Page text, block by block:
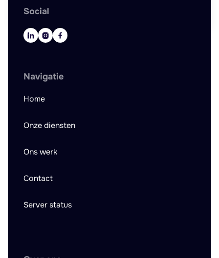
Social
  
Navigatie
Home
Onze diensten
Ons werk
Contact
Server status